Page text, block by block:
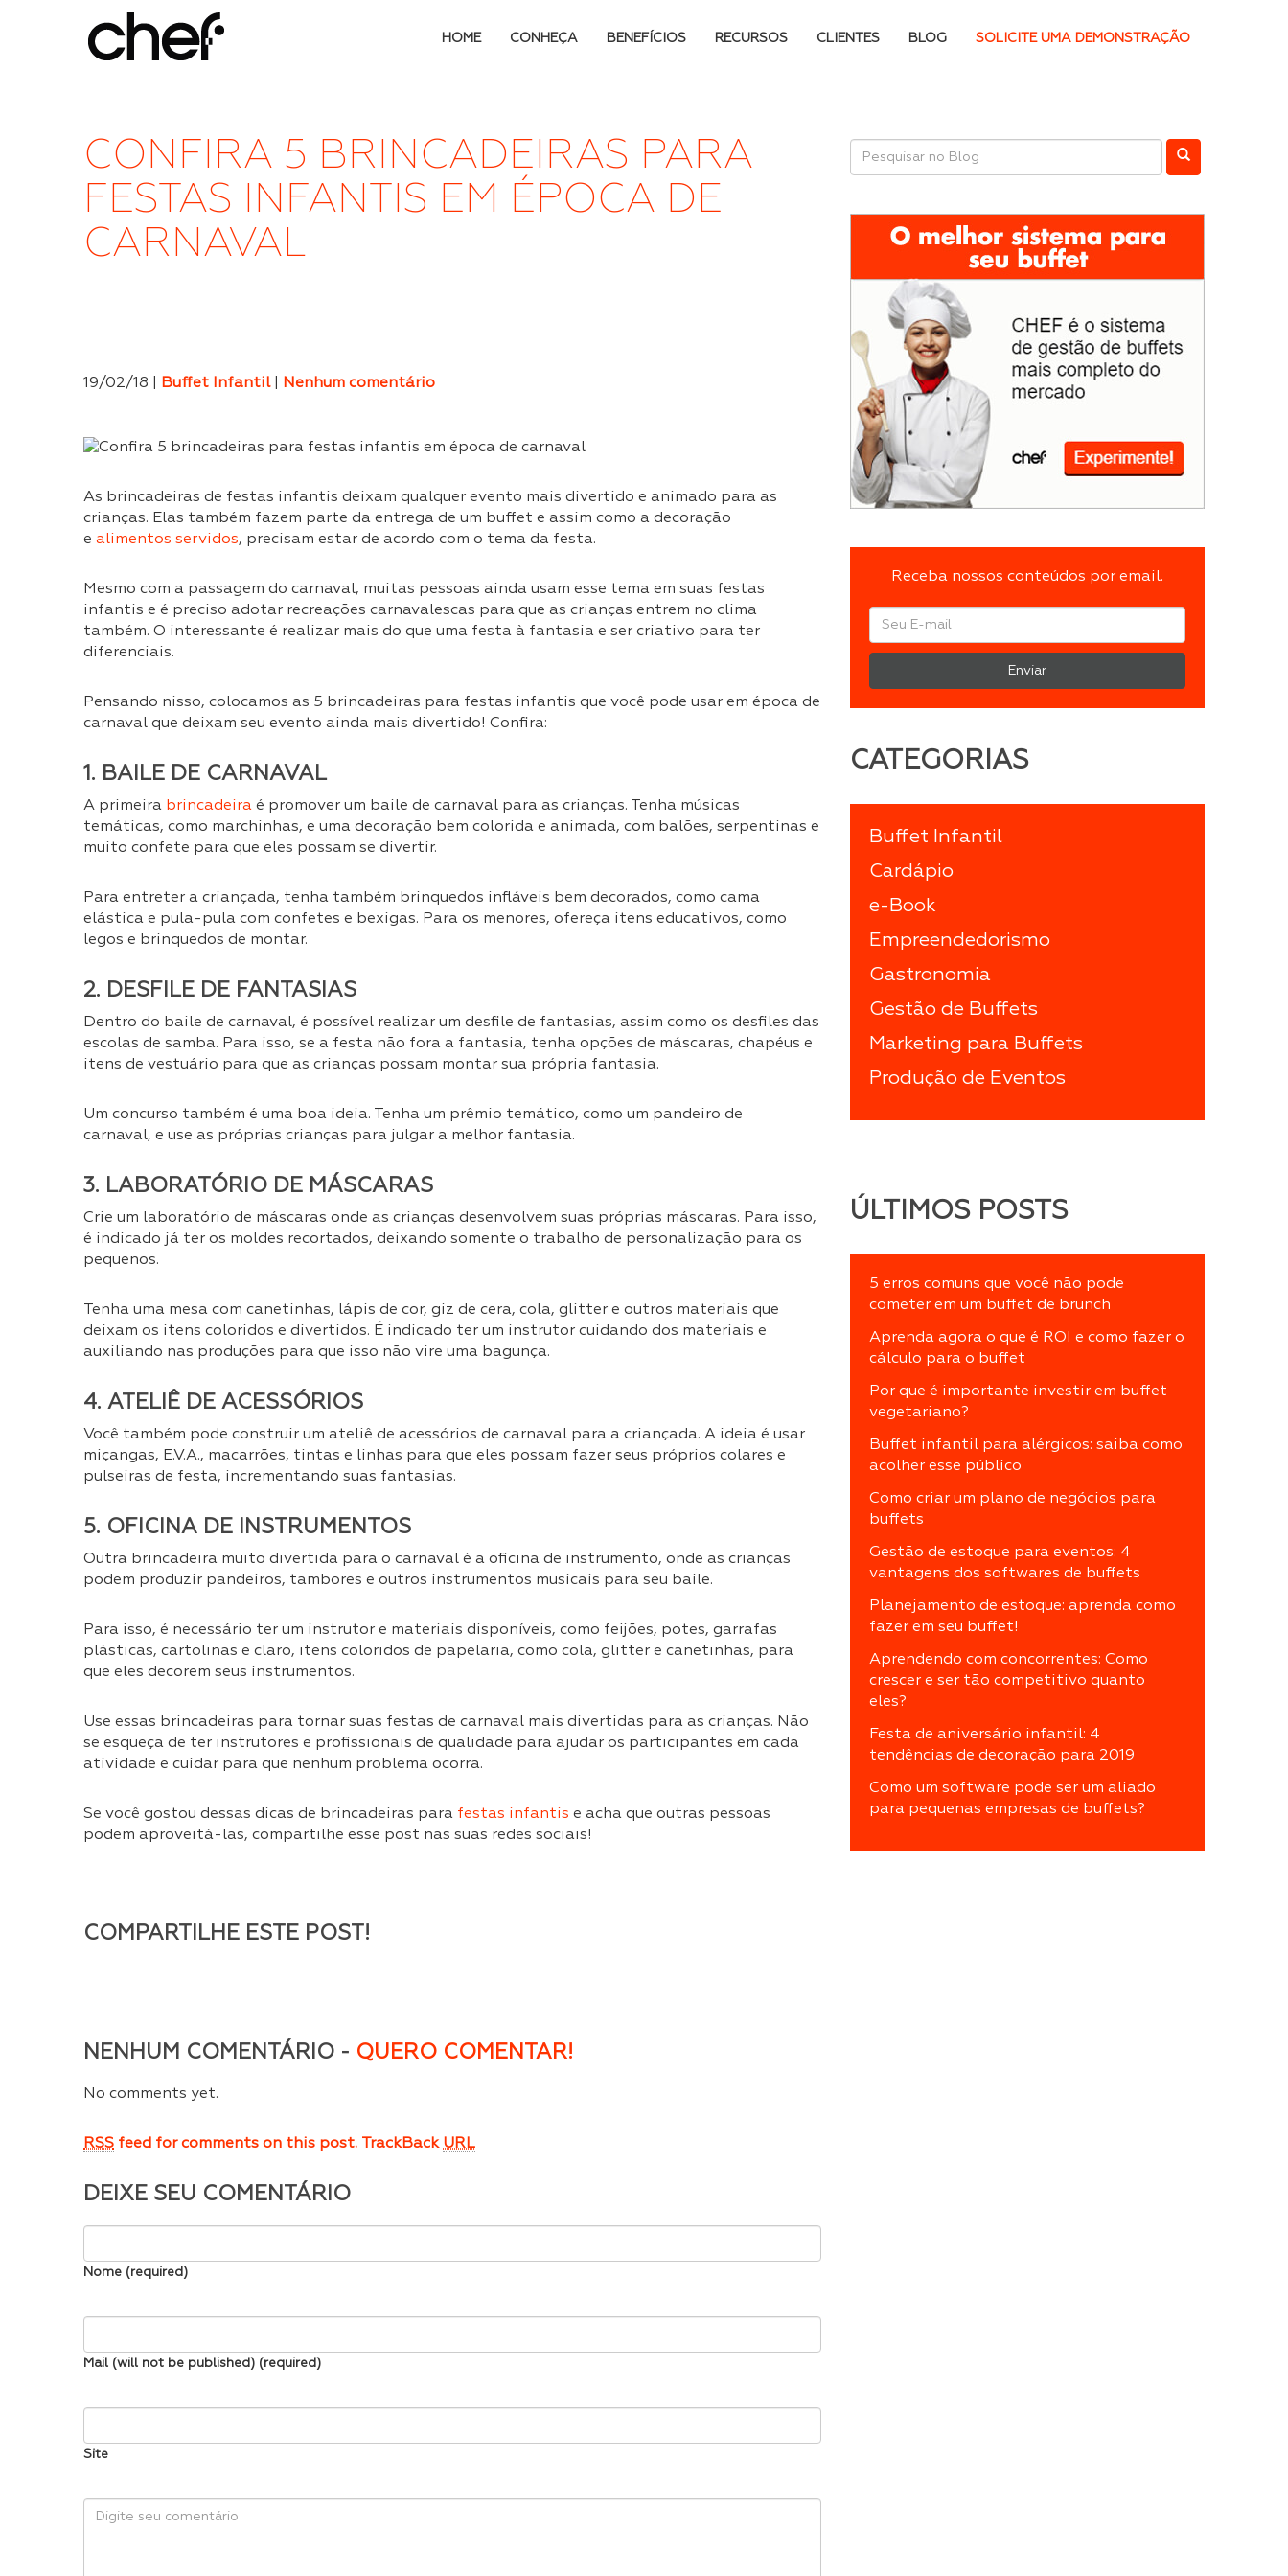
HOME CONHEÇA BENEFÍCIOS RECURSOS CLIENTES BLOG SOLICITE UMA DEMONSTRAÇÃO
CONFIRA 5 BRINCADEIRAS PARA
FESTAS INFANTIS EM ÉPOCA DE
CARNAVAL
19/02/18 | Buffet Infantil| Nenhum comentário
As brincadeiras de festas infantis deixam qualquer evento mais divertido e animado para as
crianças. Elas também fazem parte da entrega de um buffet e assim como a decoração
e alimentos servidos, precisam estar de acordo com o tema da festa.
Mesmo com a passagem do carnaval, muitas pessoas ainda usam esse tema em suas festas
infantis e é preciso adotar recreações carnavalescas para que as crianças entrem no clima
também. O interessante é realizar mais do que uma festa à fantasia e ser criativo para ter
diferenciais.
Pensando nisso, colocamos as 5 brincadeiras para festas infantis que você pode usar em época de
carnaval que deixam seu evento ainda mais divertido! Confira:
1. BAILE DE CARNAVAL
A primeira brincadeira é promover um baile de carnaval para as crianças. Tenha músicas
temáticas, como marchinhas, e uma decoração bem colorida e animada, com balões, serpentinas e
muito confete para que eles possam se divertir.
Para entreter a criançada, tenha também brinquedos infláveis bem decorados, como cama
elástica e pula-pula com confetes e bexigas. Para os menores, ofereça itens educativos, como
legos e brinquedos de montar.
2. DESFILE DE FANTASIAS
Dentro do baile de carnaval, é possível realizar um desfile de fantasias, assim como os desfiles das
escolas de samba. Para isso, se a festa não fora a fantasia, tenha opções de máscaras, chapéus e
itens de vestuário para que as crianças possam montar sua própria fantasia.
Um concurso também é uma boa ideia. Tenha um prêmio temático, como um pandeiro de
carnaval, e use as próprias crianças para julgar a melhor fantasia.
3. LABORATÓRIO DE MÁSCARAS
Crie um laboratório de máscaras onde as crianças desenvolvem suas próprias máscaras. Para isso,
é indicado já ter os moldes recortados, deixando somente o trabalho de personalização para os
pequenos.
Tenha uma mesa com canetinhas, lápis de cor, giz de cera, cola, glitter e outros materiais que
deixam os itens coloridos e divertidos. É indicado ter um instrutor cuidando dos materiais e
auxiliando nas produções para que isso não vire uma bagunça.
4. ATELIÊ DE ACESSÓRIOS
Você também pode construir um ateliê de acessórios de carnaval para a criançada. A ideia é usar
miçangas, E.V.A., macarrões, tintas e linhas para que eles possam fazer seus próprios colares e
pulseiras de festa, incrementando suas fantasias.
5. OFICINA DE INSTRUMENTOS
Outra brincadeira muito divertida para o carnaval é a oficina de instrumento, onde as crianças
podem produzir pandeiros, tambores e outros instrumentos musicais para seu baile.
Para isso, é necessário ter um instrutor e materiais disponíveis, como feijões, potes, garrafas
plásticas, cartolinas e claro, itens coloridos de papelaria, como cola, glitter e canetinhas, para
que eles decorem seus instrumentos.
Use essas brincadeiras para tornar suas festas de carnaval mais divertidas para as crianças. Não
se esqueça de ter instrutores e profissionais de qualidade para ajudar os participantes em cada
atividade e cuidar para que nenhum problema ocorra.
Se você gostou dessas dicas de brincadeiras para festas infantis e acha que outras pessoas
podem aproveitá-las, compartilhe esse post nas suas redes sociais!
COMPARTILHE ESTE POST!
NENHUM COMENTÁRIO - QUERO COMENTAR!
No comments yet.
RSS feed for comments on this post. TrackBack URL
DEIXE SEU COMENTÁRIO
Nome (required)
Mail (will not be published) (required)
Site
Receba nossos conteúdos por email.
Enviar
CATEGORIAS
Buffet Infantil
Cardápio
e-Book
Empreendedorismo
Gastronomia
Gestão de Buffets
Marketing para Buffets
Produção de Eventos
ÚLTIMOS POSTS
5 erros comuns que você não pode
cometer em um buffet de brunch
Aprenda agora o que é ROI e como fazer o
cálculo para o buffet
Por que é importante investir em buffet
vegetariano?
Buffet infantil para alérgicos: saiba como
acolher esse público
Como criar um plano de negócios para
buffets
Gestão de estoque para eventos: 4
vantagens dos softwares de buffets
Planejamento de estoque: aprenda como
fazer em seu buffet!
Aprendendo com concorrentes: Como
crescer e ser tão competitivo quanto
eles?
Festa de aniversário infantil: 4
tendências de decoração para 2019
Como um software pode ser um aliado
para pequenas empresas de buffets?